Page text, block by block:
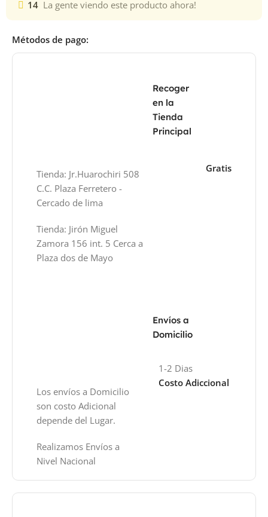
14 La gente viendo este producto ahora!
Métodos de pago:
Recoger
en la
Tienda
Principal
Tienda: Jr.Huarochiri 508
C.C. Plaza Ferretero -
Cercado de lima
Tienda: Jirón Miguel
Zamora 156 int. 5 Cerca a
Plaza dos de Mayo
Gratis
Envíos a
Domicilio
Los envíos a Domicilio
son costo Adicional
depende del Lugar.
Realizamos Envíos a
Nivel Nacional
1-2 Dias
Costo Adiccional